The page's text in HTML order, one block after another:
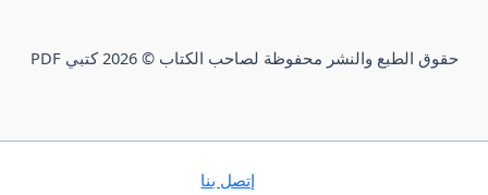
حقوق الطبع والنشر محفوظة لصاحب الكتاب © 2026 كتبي PDF
إتصل بنا